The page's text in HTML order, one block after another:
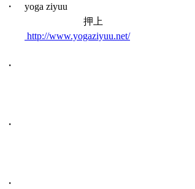
・ yoga ziyuu
押上
http://www.yogaziyuu.net/
・
・
・